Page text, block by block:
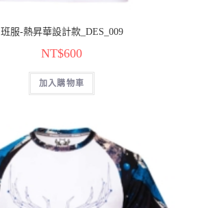
班服-熱昇華設計款_DES_009
NT$600
加入購物車